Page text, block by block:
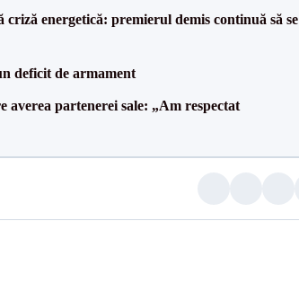
energetică: premierul demis continuă să se
deficit de armament
partenerei sale: „Am respectat